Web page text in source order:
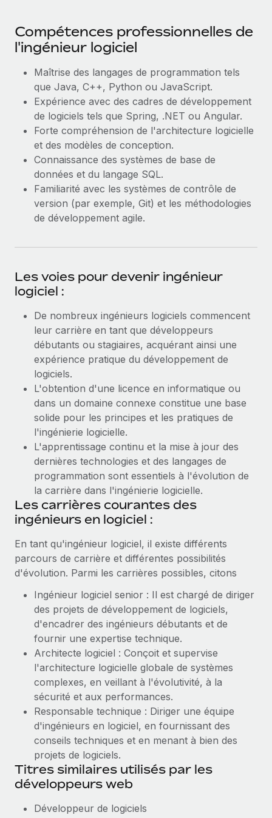
Compétences professionnelles de
l'ingénieur logiciel
Maîtrise des langages de programmation tels
que Java, C++, Python ou JavaScript.
Expérience avec des cadres de développement
de logiciels tels que Spring, .NET ou Angular.
Forte compréhension de l'architecture logicielle
et des modèles de conception.
Connaissance des systèmes de base de
données et du langage SQL.
Familiarité avec les systèmes de contrôle de
version (par exemple, Git) et les méthodologies
de développement agile.
Les voies pour devenir ingénieur
logiciel :
De nombreux ingénieurs logiciels commencent
leur carrière en tant que développeurs
débutants ou stagiaires, acquérant ainsi une
expérience pratique du développement de
logiciels.
L'obtention d'une licence en informatique ou
dans un domaine connexe constitue une base
solide pour les principes et les pratiques de
l'ingénierie logicielle.
L'apprentissage continu et la mise à jour des
dernières technologies et des langages de
programmation sont essentiels à l'évolution de
la carrière dans l'ingénierie logicielle.
Les carrières courantes des
ingénieurs en logiciel :
En tant qu'ingénieur logiciel, il existe différents
parcours de carrière et différentes possibilités
d'évolution. Parmi les carrières possibles, citons
Ingénieur logiciel senior : Il est chargé de diriger
des projets de développement de logiciels,
d'encadrer des ingénieurs débutants et de
fournir une expertise technique.
Architecte logiciel : Conçoit et supervise
l'architecture logicielle globale de systèmes
complexes, en veillant à l'évolutivité, à la
sécurité et aux performances.
Responsable technique : Diriger une équipe
d'ingénieurs en logiciel, en fournissant des
conseils techniques et en menant à bien des
projets de logiciels.
Titres similaires utilisés par les
développeurs web
Développeur de logiciels